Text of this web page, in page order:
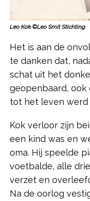
Leo Kok ©Leo Smit Stichting
Het is aan de
te danken dat,
schat uit het
geopenbaard, ook
tot het leven werd
Kok verloor zijn
een kind was en
oma. Hij speelde
voetbalde, alle
verzet en
Na de oorlog